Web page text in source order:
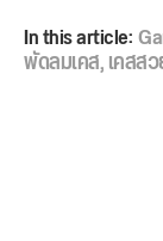
In this article:
พัดลมเคส,เคสส